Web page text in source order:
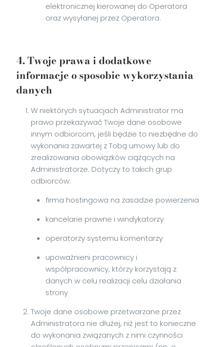
elektronicznej kierowanej do Operatora
oraz wysyłanej przez Operatora.
4. Twoje prawa i dodatkowe
informacje o sposobie wykorzystania
danych
W niektórych sytuacjach Administrator ma
prawo przekazywać Twoje dane osobowe
innym odbiorcom, jeśli będzie to niezbędne do
wykonania zawartej z Tobą umowy lub do
zrealizowania obowiązków ciążących na
Administratorze. Dotyczy to takich grup
odbiorców:
firma hostingowa na zasadzie powierzenia
kancelarie prawne i windykatorzy
operatorzy systemu komentarzy
upoważnieni pracownicy i
współpracownicy, którzy korzystają z
danych w celu realizacji celu działania
strony
Twoje dane osobowe przetwarzane przez
Administratora nie dłużej, niż jest to konieczne
do wykonania związanych z nimi czynności